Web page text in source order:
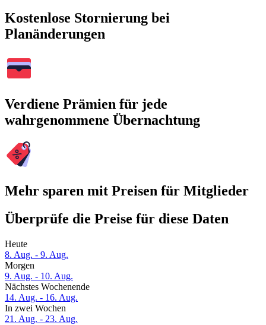
Kostenlose Stornierung bei
Planänderungen
Verdiene Prämien für jede
wahrgenommene Übernachtung
Mehr sparen mit Preisen für Mitglieder
Überprüfe die Preise für diese Daten
Heute
8. Aug. - 9. Aug.
Morgen
9. Aug. - 10. Aug.
Nächstes Wochenende
14. Aug. - 16. Aug.
In zwei Wochen
21. Aug. - 23. Aug.